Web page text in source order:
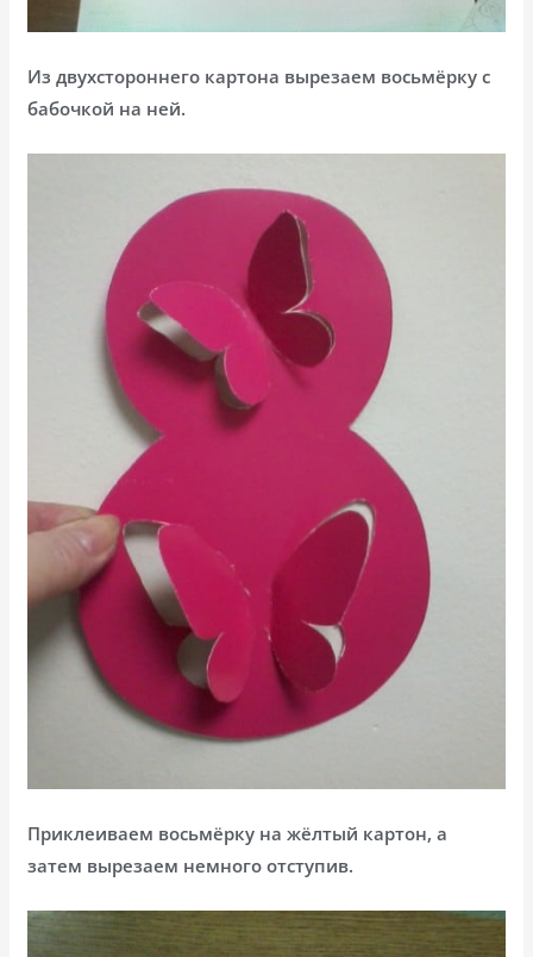
Из двухстороннего картона вырезаем восьмёрку с
бабочкой на ней.
Приклеиваем восьмёрку на жёлтый картон, а
затем вырезаем немного отступив.